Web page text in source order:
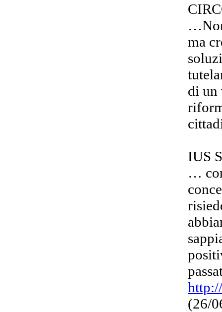
ma
di un
IUS
…
(26/